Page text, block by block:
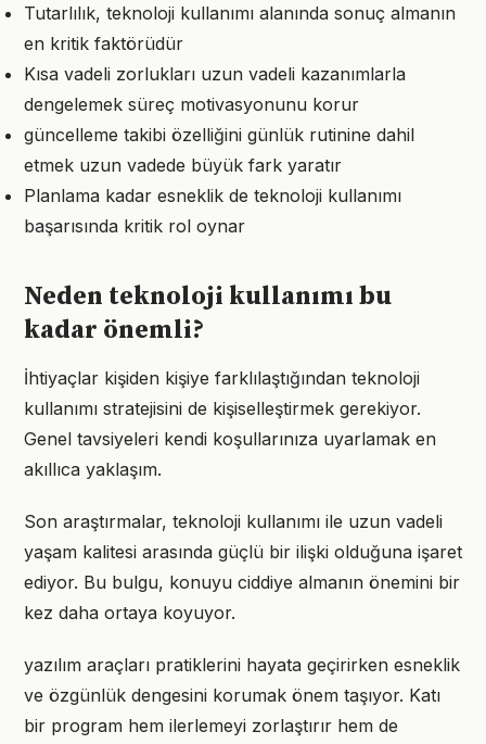
Tutarlılık, teknoloji kullanımı alanında sonuç almanın
en kritik faktörüdür
Kısa vadeli zorlukları uzun vadeli kazanımlarla
dengelemek süreç motivasyonunu korur
güncelleme takibi özelliğini günlük rutinine dahil
etmek uzun vadede büyük fark yaratır
Planlama kadar esneklik de teknoloji kullanımı
başarısında kritik rol oynar
Neden teknoloji kullanımı bu
kadar önemli?
İhtiyaçlar kişiden kişiye farklılaştığından teknoloji
kullanımı stratejisini de kişiselleştirmek gerekiyor.
Genel tavsiyeleri kendi koşullarınıza uyarlamak en
akıllıca yaklaşım.
Son araştırmalar, teknoloji kullanımı ile uzun vadeli
yaşam kalitesi arasında güçlü bir ilişki olduğuna işaret
ediyor. Bu bulgu, konuyu ciddiye almanın önemini bir
kez daha ortaya koyuyor.
yazılım araçları pratiklerini hayata geçirirken esneklik
ve özgünlük dengesini korumak önem taşıyor. Katı
bir program hem ilerlemeyi zorlaştırır hem de